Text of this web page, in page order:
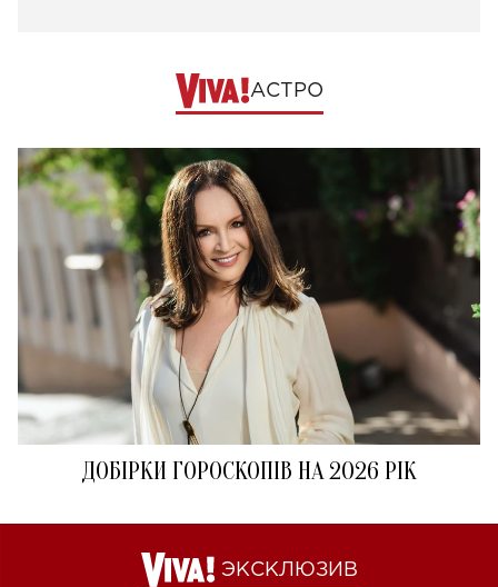
АСТРО
ДОБІРКИ ГОРОСКОПІВ НА 2026 РІК
ЭКСКЛЮЗИВ